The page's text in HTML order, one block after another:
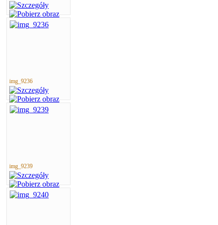
img_9236
img_9239